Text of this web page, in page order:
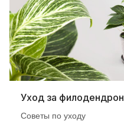
Уход за
Советы по уходу